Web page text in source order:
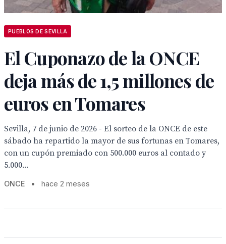
PUEBLOS DE SEVILLA
El Cuponazo de la ONCE
deja más de 1,5 millones de
euros en Tomares
Sevilla, 7 de junio de 2026 - El sorteo de la ONCE de este
sábado ha repartido la mayor de sus fortunas en Tomares,
con un cupón premiado con 500.000 euros al contado y
5.000...
ONCE • hace 2 meses